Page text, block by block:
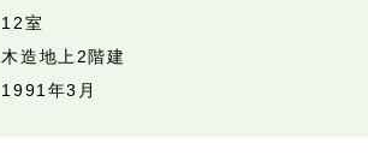
12室
木造地上2階建
1991年3月